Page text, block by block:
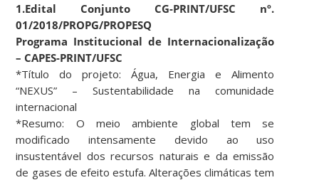
1.Edital Conjunto CG-PRINT/UFSC nº.
01/2018/PROPG/PROPESQ
Programa Institucional de Internacionalização
– CAPES-PRINT/UFSC
*Título do projeto: Água, Energia e Alimento
“NEXUS” – Sustentabilidade na comunidade
internacional
*Resumo: O meio ambiente global tem se
modificado intensamente devido ao uso
insustentável dos recursos naturais e da emissão
de gases de efeito estufa. Alterações climáticas tem